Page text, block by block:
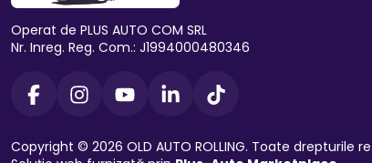
Operat de PLUS AUTO COM SRL
Nr. Inreg. Reg. Com.: J1994000480346
Copyright © 2026 OLD AUTO ROLLING. Toate drepturile